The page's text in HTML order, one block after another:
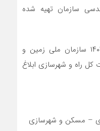
سازمان تهیه شده‌
گفتنی است برنامه اجرایی سال ۱۴۰۴ سازمان ملی زمین و
کل راه و شهرسازی ابلاغ